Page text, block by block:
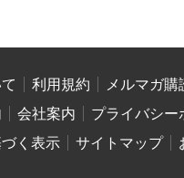
利用規約
メルマガ購
会社案内
プライバシー
く表示
サイトマップ